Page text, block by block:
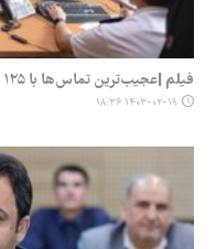
فیلم |عجیب‌ترین تماس‌ها با ۱۲۵ مشهد!
۱۴۰۳-۰۲-۱۹ ۱۸:۳۶